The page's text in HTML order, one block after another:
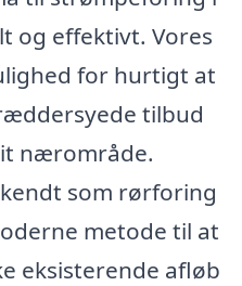
og effektivt. Vores
for hurtigt at
tilbud
nærområde.
som rørforing
metode til at
eksisterende afløb